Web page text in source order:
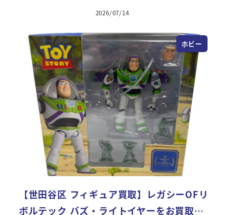
2026/07/14
ホビー
【世田谷区 フィギュア買取】レガシーOFリ
ボルテック バズ・ライトイヤーをお買取…